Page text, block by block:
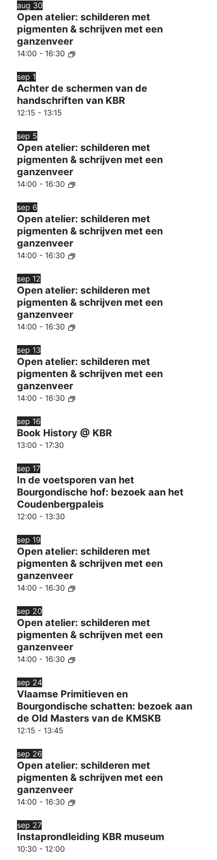
aug 30
Open atelier: schilderen met
pigmenten & schrijven met een
ganzenveer
14:00 - 16:30
sep 1
Achter de schermen van de
handschriften van KBR
12:15 - 13:15
sep 5
Open atelier: schilderen met
pigmenten & schrijven met een
ganzenveer
14:00 - 16:30
sep 6
Open atelier: schilderen met
pigmenten & schrijven met een
ganzenveer
14:00 - 16:30
sep 12
Open atelier: schilderen met
pigmenten & schrijven met een
ganzenveer
14:00 - 16:30
sep 13
Open atelier: schilderen met
pigmenten & schrijven met een
ganzenveer
14:00 - 16:30
sep 16
Book History @ KBR
13:00 - 17:30
sep 17
In de voetsporen van het
Bourgondische hof: bezoek aan het
Coudenbergpaleis
12:00 - 13:30
sep 19
Open atelier: schilderen met
pigmenten & schrijven met een
ganzenveer
14:00 - 16:30
sep 20
Open atelier: schilderen met
pigmenten & schrijven met een
ganzenveer
14:00 - 16:30
sep 24
Vlaamse Primitieven en
Bourgondische schatten: bezoek aan
de Old Masters van de KMSKB
12:15 - 13:45
sep 26
Open atelier: schilderen met
pigmenten & schrijven met een
ganzenveer
14:00 - 16:30
sep 27
Instaprondleiding KBR museum
10:30 - 12:00